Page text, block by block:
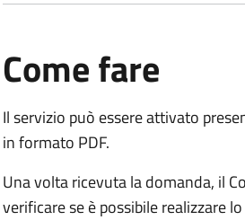
Come fare
Il servizio può essere attivato
in formato PDF.
Una volta ricevuta la domanda, il
verificare se è possibile realizzare